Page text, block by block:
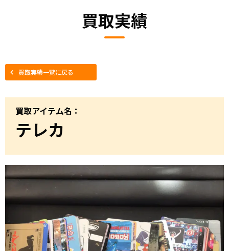
買取実績
買取実績一覧に戻る
買取アイテム名：
テレカ